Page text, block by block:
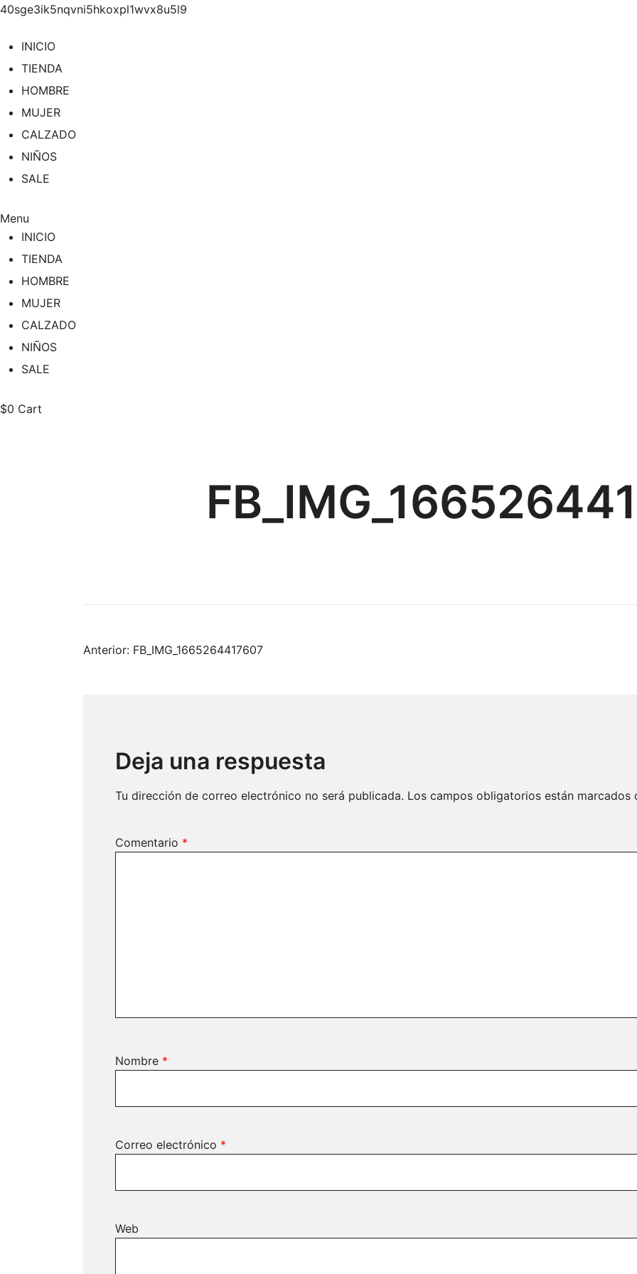
40sge3ik5nqvni5hkoxpl1wvx8u5l9
contenido
INICIO
TIENDA
HOMBRE
MUJER
CALZADO
NIÑOS
SALE
Menu
INICIO
TIENDA
HOMBRE
MUJER
CALZADO
NIÑOS
SALE
$0 Cart
Navegación
entradas
Anterior: FB_IMG_1665264417607
Deja una respuesta
Tu dirección de correo electrónico no será publicada. Los campos obligatorios están marcados
Comentario *
Nombre *
Correo electrónico *
Web